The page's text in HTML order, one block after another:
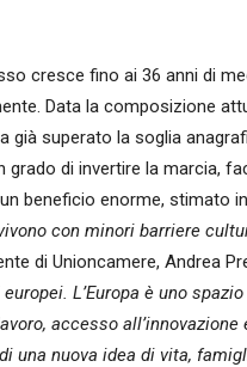
cresce fino ai 36 anni di
Data la composizione
già superato la soglia
di invertire la marcia,
beneficio enorme, stimato
con minori barriere
di Unioncamere, Andrea
L’Europa è uno
accesso
una nuova idea di vita,